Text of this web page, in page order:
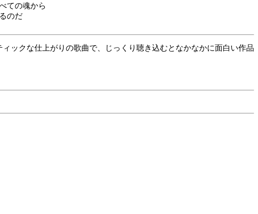
ての魂から
のだ
ックな仕上がりの歌曲で、じっくり聴き込むとなかなかに面白い作品